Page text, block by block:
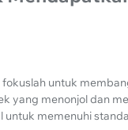
untuk
yang menonjol dan
memenuhi